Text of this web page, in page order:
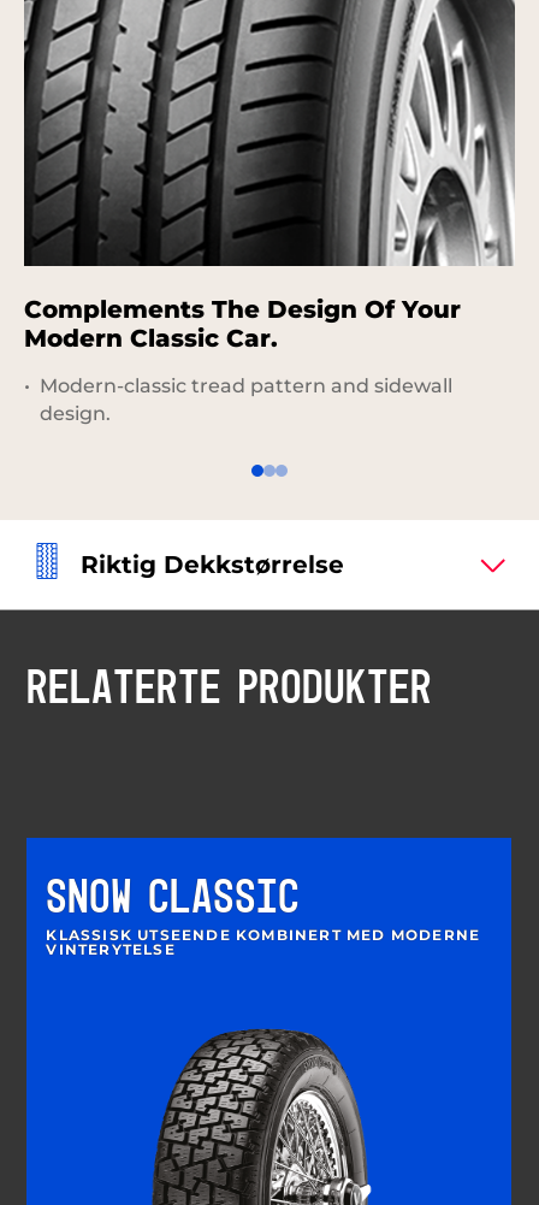
Complements The Design Of Your
Modern Classic Car.
Modern-classic tread pattern and sidewall
design.
Riktig Dekkstørrelse
RELATERTE PRODUKTER
SNOW CLASSIC
KLASSISK UTSEENDE KOMBINERT MED MODERNE
VINTERYTELSE